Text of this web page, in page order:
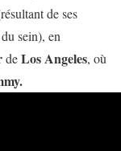
de ses
sein), en
deLos Angeles, où